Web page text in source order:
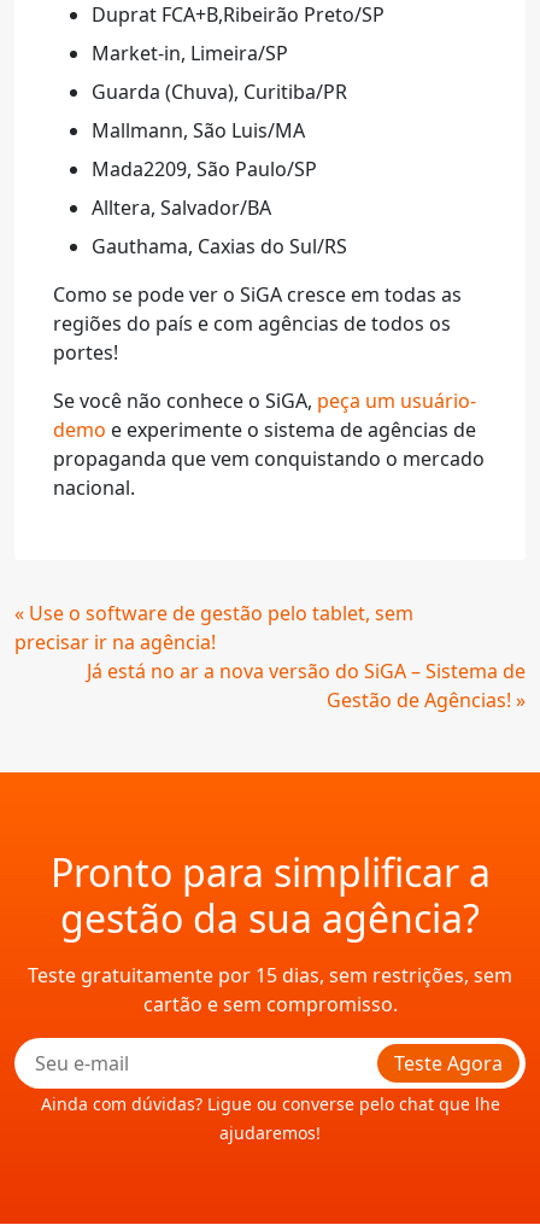
Duprat FCA+B,Ribeirão Preto/SP
Market-in, Limeira/SP
Guarda (Chuva), Curitiba/PR
Mallmann, São Luis/MA
Mada2209, São Paulo/SP
Alltera, Salvador/BA
Gauthama, Caxias do Sul/RS
Como se pode ver o SiGA cresce em todas as
regiões do país e com agências de todos os
portes!
Se você não conhece o SiGA, peça um usuário-
demo e experimente o sistema de agências de
propaganda que vem conquistando o mercado
nacional.
Continue
Lendo
« Use o software de gestão pelo tablet, sem
precisar ir na agência!
Já está no ar a nova versão do SiGA – Sistema de
Gestão de Agências! »
Pronto para simplificar a
gestão da sua agência?
Teste gratuitamente por 15 dias, sem restrições, sem
cartão e sem compromisso.
Teste Agora
Ainda com dúvidas? Ligue ou converse pelo chat que lhe
ajudaremos!